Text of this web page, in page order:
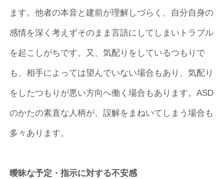
ます。他者の本音と建前が理解しづらく、自分自身の
感情を深く考えずそのまま言語にしてしまいトラブル
を起こしがちです。又、気配りをしているつもりで
も、相手によっては望んでいない場合もあり、気配り
をしたつもりが悪い方向へ働く場合もあります。ASD
のかたの素直な人柄が、誤解をまねいてしまう場合も
多々あります。
曖昧な予定・指示に対する不安感